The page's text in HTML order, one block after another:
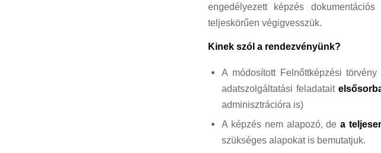
engedélyezett képzés
teljeskörűen végigvesszük.
Kinek szól a rendezvényünk?
A módosított Felnőttképzési
adatszolgáltatási feladatait
adminisztrációra is)
A képzés nem alapozó, dea
szükséges alapokat is bemutatjuk.